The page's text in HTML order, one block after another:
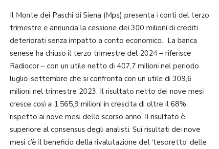
Il Monte dei Paschi di Siena (Mps) presenta i conti del terzo
trimestre e annuncia la cessione dei 300 milioni di crediti
deteriorati senza impatto a conto economico. La banca
senese ha chiuso il terzo trimestre del 2024 – riferisce
Radiocor – con un utile netto di 407,7 milioni nel periodo
luglio-settembre che si confronta con un utile di 309,6
milioni nel trimestre 2023. Il risultato netto dei nove mesi
cresce così a 1.565,9 milioni in crescita di oltre il 68%
rispetto ai nove mesi dello scorso anno. Il risultato è
superiore al consensus degli analisti. Sui risultati dei nove
mesi c’è il beneficio della rivalutazione del ‘tesoretto’ delle